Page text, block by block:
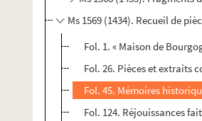
Ms 1569 (1434). Recueil de
Fol. 1. « Maison de
Fol. 26. Pièces et extraits
Fol. 45. Mémoires
Fol. 124. Réjouissances